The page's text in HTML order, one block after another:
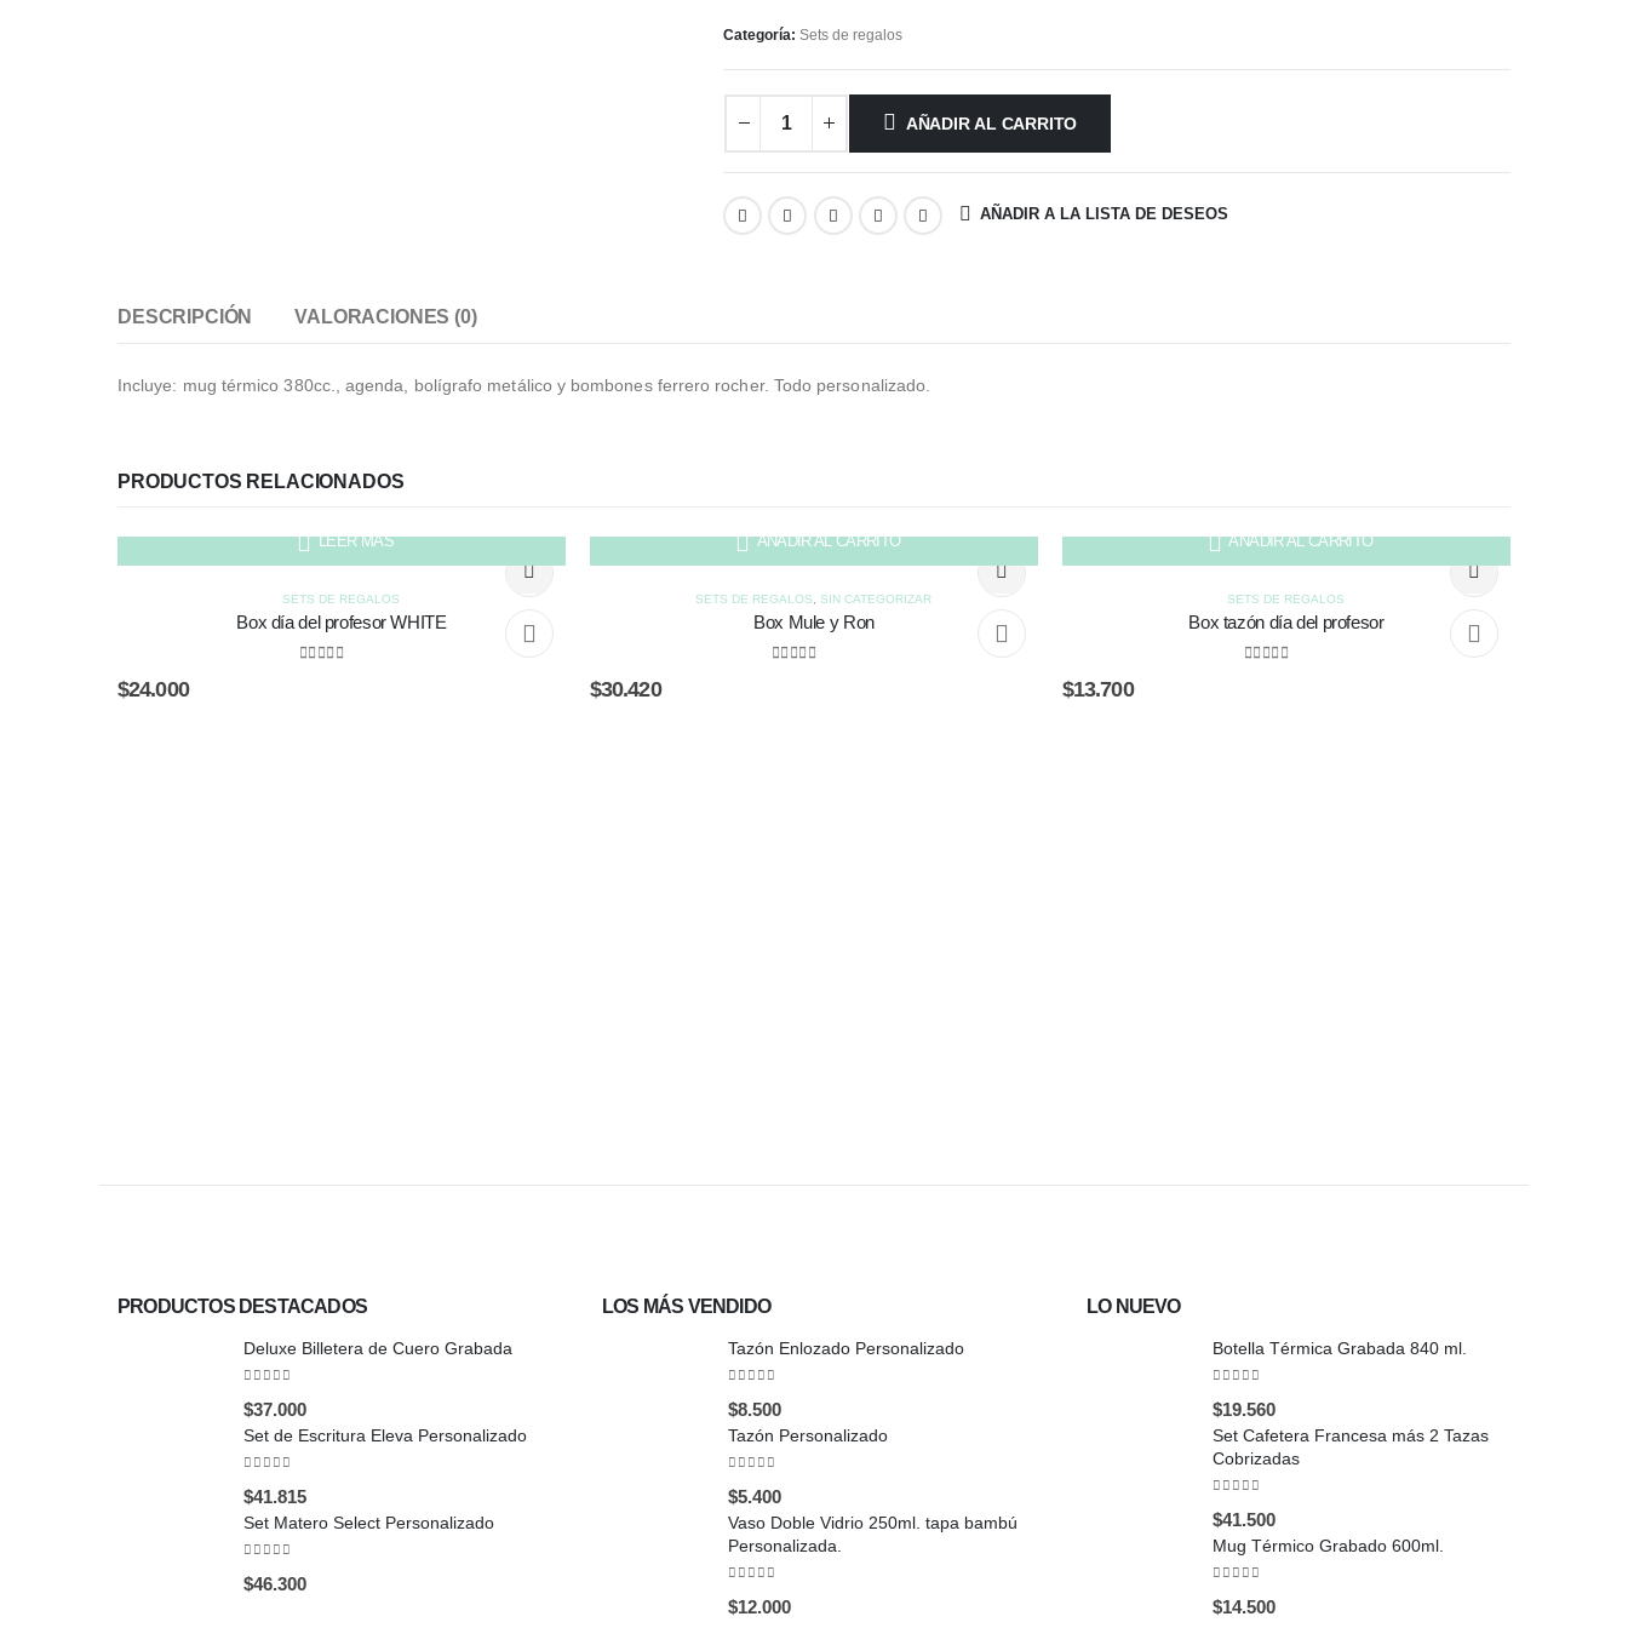
Categoría: Sets de regalos
AÑADIR AL CARRITO
AÑADIR A LA LISTA DE DESEOS
DESCRIPCIÓN VALORACIONES (0)
Incluye: mug térmico 380cc., agenda, bolígrafo metálico y bombones ferrero rocher. Todo personalizado.
PRODUCTOS RELACIONADOS
SIN EXISTENCIAS
LEER MÁS
SETS DE REGALOS
Box día del profesor WHITE
$24.000
AÑADIR AL CARRITO
SETS DE REGALOS,SIN CATEGORIZAR
Box Mule y Ron
$30.420
AÑADIR AL CARRITO
SETS DE REGALOS
Box tazón día del profesor
$13.700
PRODUCTOS DESTACADOS
Deluxe Billetera de Cuero Grabada
$37.000
Set de Escritura Eleva Personalizado
$41.815
Set Matero Select Personalizado
$46.300
LOS MÁS VENDIDO
Tazón Enlozado Personalizado
$8.500
Tazón Personalizado
$5.400
Vaso Doble Vidrio 250ml. tapa bambú
Personalizada.
$12.000
LO NUEVO
Botella Térmica Grabada 840 ml.
$19.560
Set Cafetera Francesa más 2 Tazas
Cobrizadas
$41.500
Mug Térmico Grabado 600ml.
$14.500